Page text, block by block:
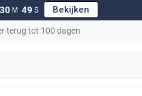
30 M 48 S Bekijken
terug tot 100 dagen